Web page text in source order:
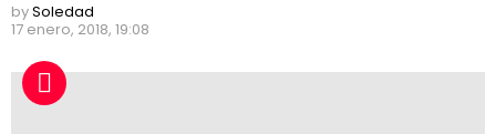
bySoledad
17 enero, 2018, 19:08